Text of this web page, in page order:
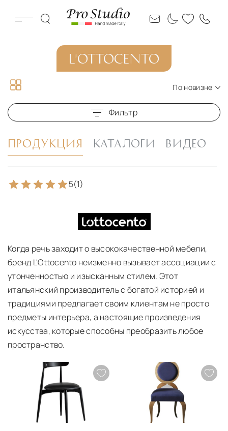
L'OTTOCENTO
По новизне
По новизне
По цене по возрастанию
Фильтр
ПРОДУКЦИЯ КАТАЛОГИ ВИДЕО
5(1)
О ПРОИЗВОДИТЕЛЕ L'OTTOCENTO
Когда речь заходит о высококачественной мебели,
бренд L'Ottocento неизменно вызывает ассоциации с
утонченностью и изысканным стилем. Этот
итальянский производитель с богатой историей и
традициями предлагает своим клиентам не просто
предметы интерьера, а настоящие произведения
искусства, которые способны преобразить любое
пространство.